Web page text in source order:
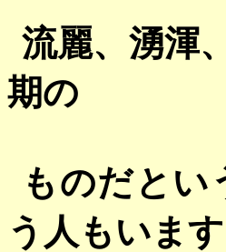
流麗、湧渾
期の
ものだとい
う人もいます